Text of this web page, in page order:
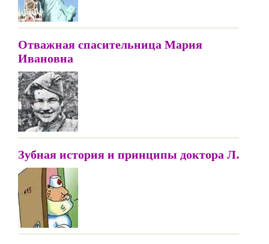
Отважная спасительница Мария
Ивановна
Зубная история и принципы доктора Л.